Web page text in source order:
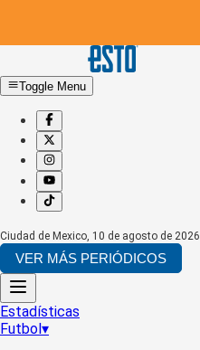
Toggle Menu
Ciudad de Mexico, 10 de agosto de 2026
VER MÁS PERIÓDICOS
Estadísticas
Futbol▾